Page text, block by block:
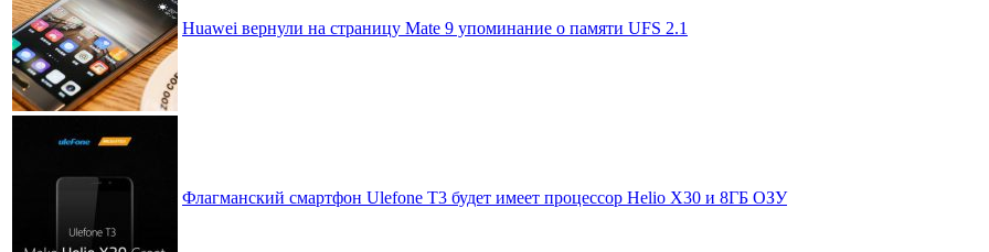
Huawei вернули на страницу Mate 9 упоминание о памяти UFS 2.1
Флагманский смартфон Ulefone T3 будет имеет процессор Helio X30 и 8ГБ ОЗУ